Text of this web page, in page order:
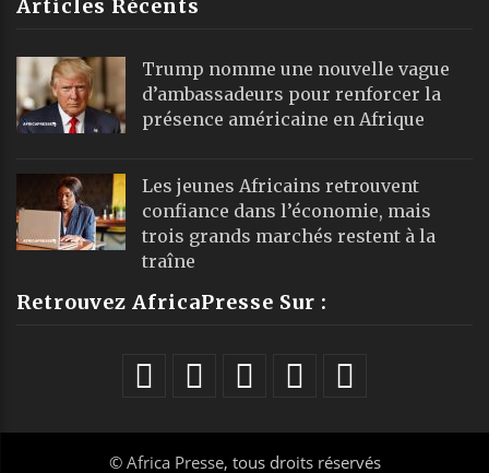
Articles Récents
Trump nomme une nouvelle vague
d’ambassadeurs pour renforcer la
présence américaine en Afrique
Les jeunes Africains retrouvent
confiance dans l’économie, mais
trois grands marchés restent à la
traîne
Retrouvez AfricaPresse Sur :
© Africa Presse, tous droits réservés